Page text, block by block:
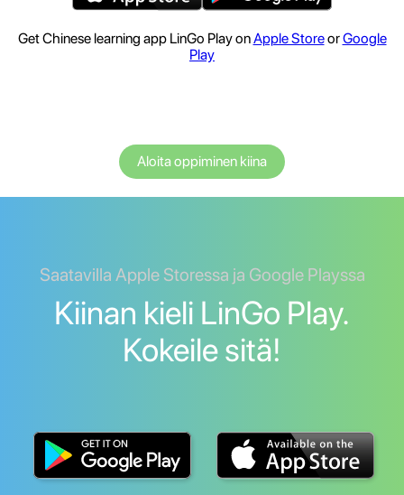
Get Chinese learning app LinGo Play onApple StoreorGoogle
Play
Aloita oppiminen kiina
Saatavilla Apple Storessa ja Google Playssa
Kiinan kieli LinGo Play.
Kokeile sitä!